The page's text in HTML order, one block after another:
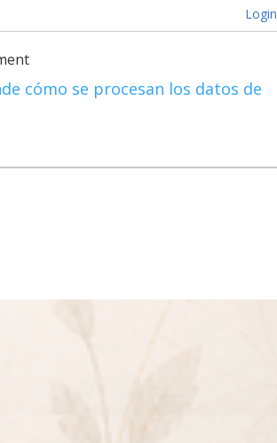
Login
cómo se procesan los datos de